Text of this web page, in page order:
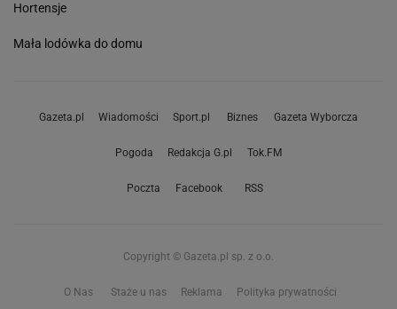
Hortensje
Mała lodówka do domu
Gazeta.pl Wiadomości Sport.pl Biznes Gazeta Wyborcza
Pogoda Redakcja G.pl Tok.FM
Poczta Facebook RSS
Copyright © Gazeta.pl sp. z o.o.
O Nas Staże u nas Reklama Polityka prywatności